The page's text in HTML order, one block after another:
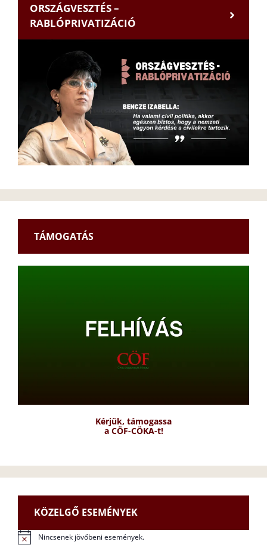
ORSZÁGVESZTÉS –
RABLÓPRIVATIZÁCIÓ
TÁMOGATÁS
Kérjük, támogassa
a CÖF-CÖKA-t!
KÖZELGŐ ESEMÉNYEK
N
Nincsenek jövőbeni események.